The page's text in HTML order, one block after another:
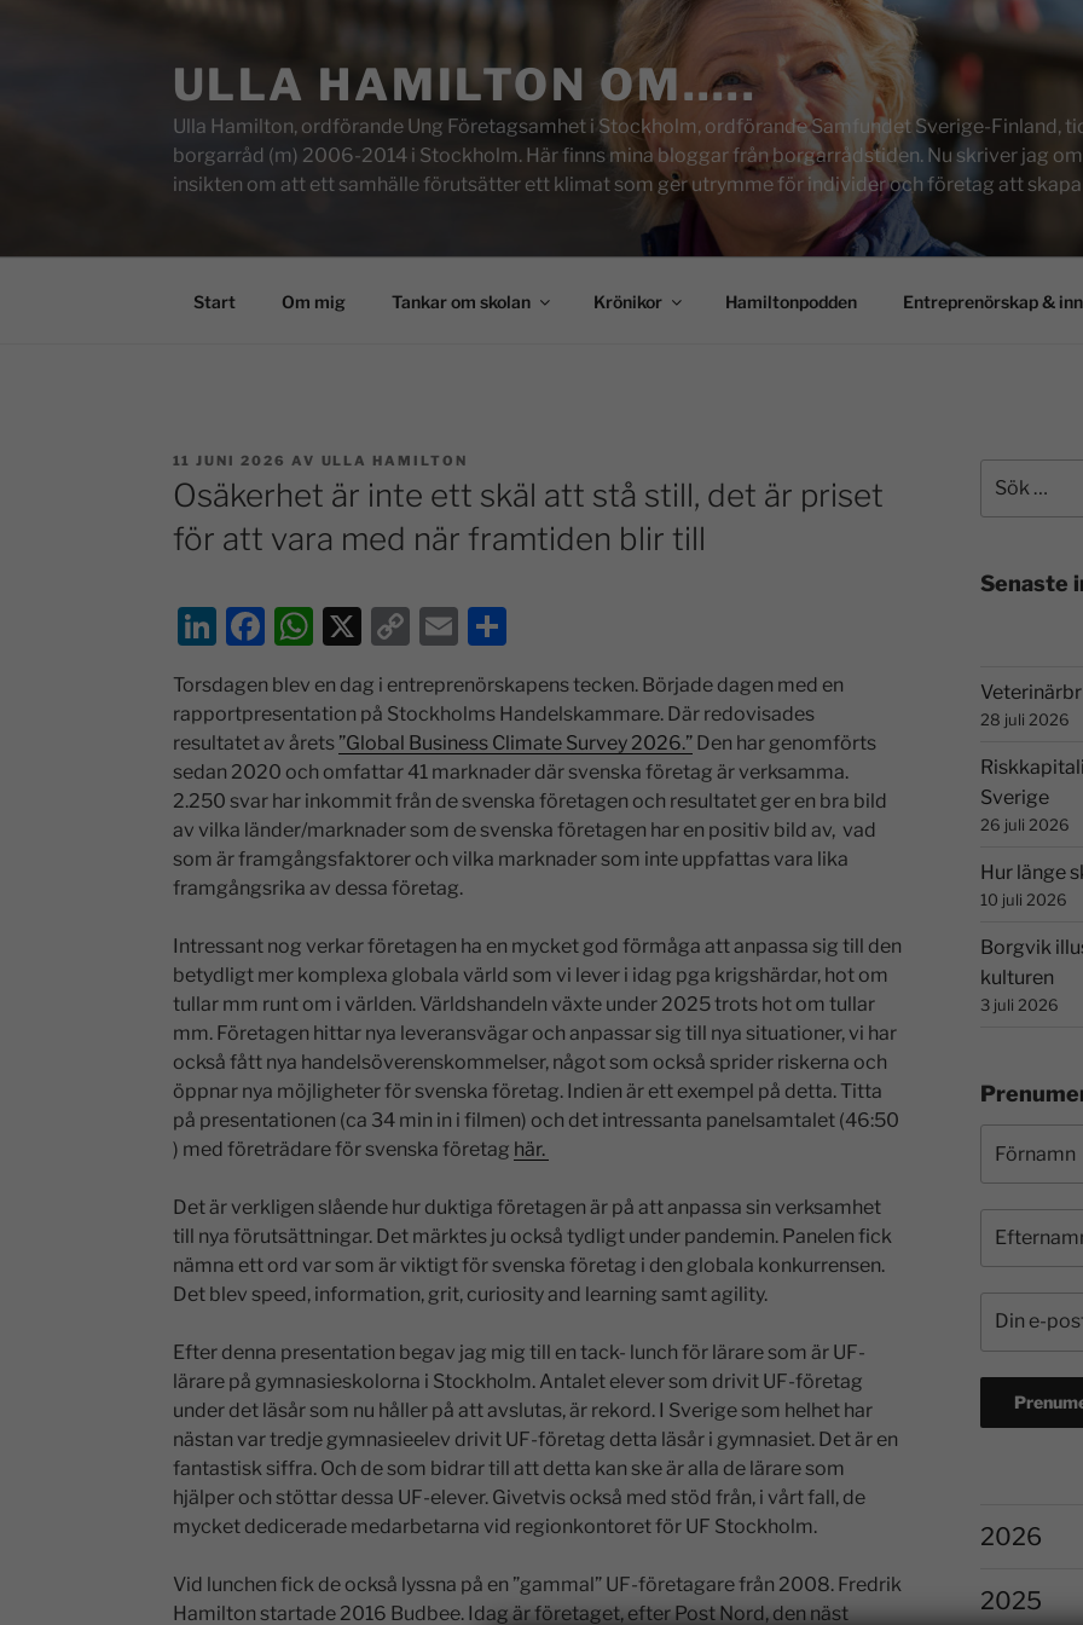
ULLA HAMILTON OM…..
Ulla Hamilton, ordförande Ung Företagsamhet i Stockholm, ordförande Samfundet Sverige-Finland,
borgarråd (m) 2006-2014 i Stockholm. Här finns mina bloggar från borgarrådstiden. Nu skriver jag
insikten om att ett samhälle förutsätter ett klimat som ger utrymme för individer och företag att
Start Om mig Tankar om skolan Krönikor Hamiltonpodden Entreprenörskap &
11 JUNI 2026 AV ULLA HAMILTON
Osäkerhet är inte ett skäl att stå still, det är priset
för att vara med när framtiden blir till
Li
n
k
e
dI
n
F
a
c
e
b
o
o
k
W
at
s
A
p
p
X
C
p
y
Li
n
k
E
m
ai
l
D
el
a
Torsdagen blev en dag i entreprenörskapens tecken. Började dagen med en
rapportpresentation på Stockholms Handelskammare. Där redovisades
resultatet av årets ”Global Business Climate Survey 2026.”Den har genomförts
sedan 2020 och omfattar 41 marknader där svenska företag är verksamma.
2.250 svar har inkommit från de svenska företagen och resultatet ger en bra bild
av vilka länder/marknader som de svenska företagen har en positiv bild av, vad
som är framgångsfaktorer och vilka marknader som inte uppfattas vara lika
framgångsrika av dessa företag.
Intressant nog verkar företagen ha en mycket god förmåga att anpassa sig till den
betydligt mer komplexa globala värld som vi lever i idag pga krigshärdar, hot om
tullar mm runt om i världen. Världshandeln växte under 2025 trots hot om tullar
mm. Företagen hittar nya leveransvägar och anpassar sig till nya situationer, vi har
också fått nya handelsöverenskommelser, något som också sprider riskerna och
öppnar nya möjligheter för svenska företag. Indien är ett exempel på detta. Titta
på presentationen (ca 34 min in i filmen) och det intressanta panelsamtalet (46:50
) med företrädare för svenska företag här.
Det är verkligen slående hur duktiga företagen är på att anpassa sin verksamhet
till nya förutsättningar. Det märktes ju också tydligt under pandemin. Panelen fick
nämna ett ord var som är viktigt för svenska företag i den globala konkurrensen.
Det blev speed, information, grit, curiosity and learning samt agility.
Efter denna presentation begav jag mig till en tack- lunch för lärare som är UF-
lärare på gymnasieskolorna i Stockholm. Antalet elever som drivit UF-företag
under det läsår som nu håller på att avslutas, är rekord. I Sverige som helhet har
nästan var tredje gymnasieelev drivit UF-företag detta läsår i gymnasiet. Det är en
fantastisk siffra. Och de som bidrar till att detta kan ske är alla de lärare som
hjälper och stöttar dessa UF-elever. Givetvis också med stöd från, i vårt fall, de
mycket dedicerade medarbetarna vid regionkontoret för UF Stockholm.
Vid lunchen fick de också lyssna på en ”gammal” UF-företagare från 2008. Fredrik
Hamilton startade 2016 Budbee. Idag är företaget, efter Post Nord, den näst
Senaste
28 juli 2026
Sverige
26 juli 2026
Hur länge
10 juli 2026
Borgvik
kulturen
3 juli 2026
2026
2025